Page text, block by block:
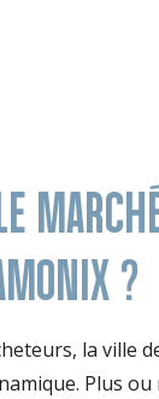
?
la ville
Plus ou